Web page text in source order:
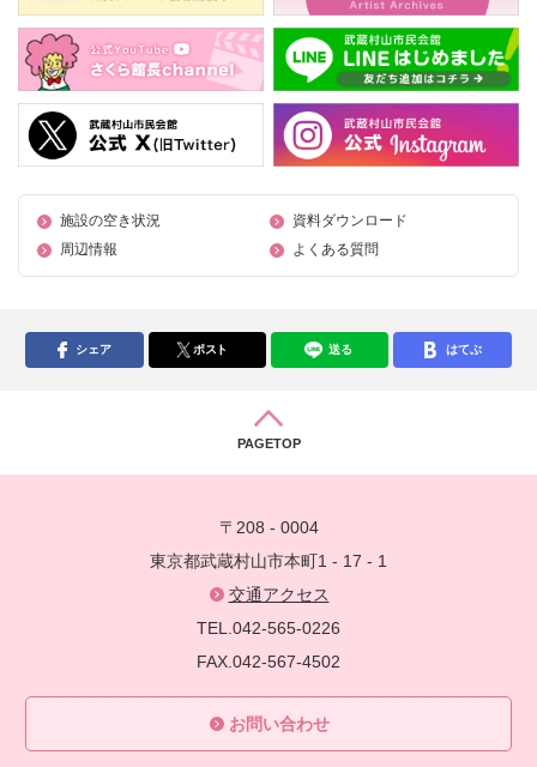
施設の空き状況
資料ダウンロード
周辺情報
よくある質問
シェア ポスト 送る はてぶ
PAGETOP
〒208 - 0004
東京都武蔵村山市本町1 - 17 - 1
交通アクセス
TEL.042-565-0226
FAX.042-567-4502
お問い合わせ